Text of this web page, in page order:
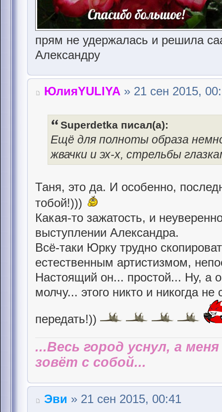
прям не удержалась и решила
Александру
ЮлияYULIYA » 21 сен 2015,
Superdetka писал(а):
Ещё для полноты образа
жвачки и эх-х, стрельбы
Таня, это да. И особенно,
тобой!)))
Какая-то зажатость, и
выступлении Александра.
Всё-таки Юрку трудно
естественным артистизмом,
Настоящий он... простой... Ну, а
молчу... этого никто и никогда
передать!))
...Весь город уснул, а
зовёт с собой...
Эви » 21 сен 2015, 00:41